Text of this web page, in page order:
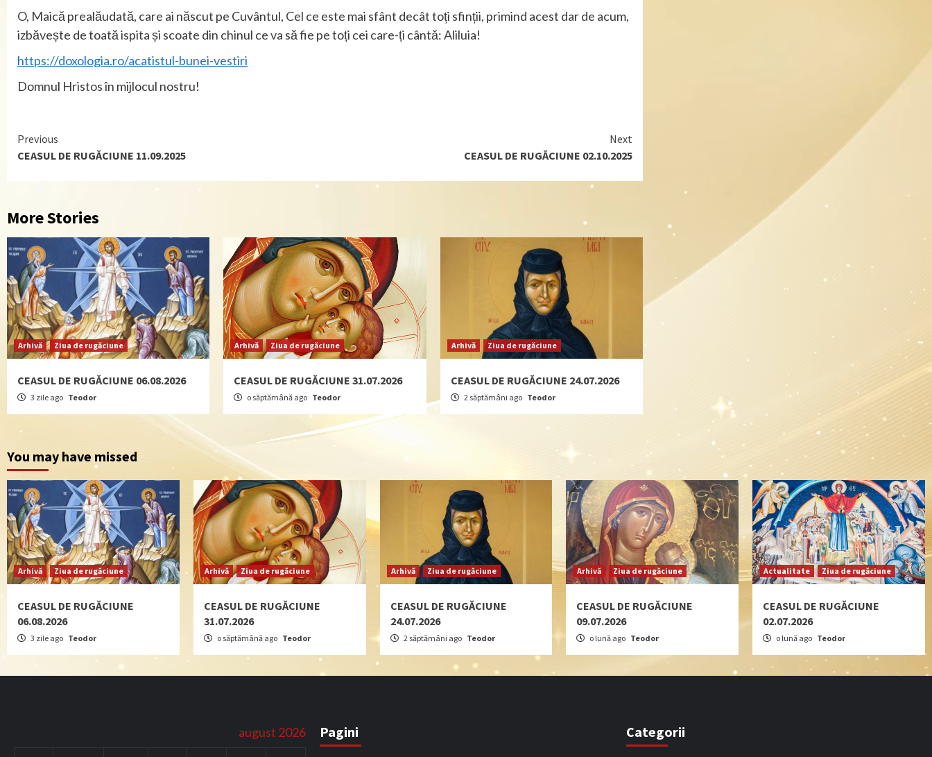
O, Maică prealăudată, care ai năs­cut pe Cuvântul, Cel ce este mai sfânt decât toți sfinții, primind acest dar de acum,
izbăvește de toată ispita și scoate din chinul ce va să fie pe toți cei care-ți cântă: Aliluia!
https://doxologia.ro/acatistul-bunei-vestiri
Domnul Hristos în mijlocul nostru!
Continue
Reading
Previous
CEASUL DE RUGĂCIUNE 11.09.2025
Next
CEASUL DE RUGĂCIUNE 02.10.2025
More Stories
Arhivă Ziua de rugăciune
CEASUL DE RUGĂCIUNE 06.08.2026
3 zile ago Teodor
Arhivă Ziua de rugăciune
CEASUL DE RUGĂCIUNE 31.07.2026
o săptămână ago Teodor
Arhivă Ziua de rugăciune
CEASUL DE RUGĂCIUNE 24.07.2026
2 săptămâni ago Teodor
You may have missed
Arhivă Ziua de rugăciune
CEASUL DE RUGĂCIUNE
06.08.2026
3 zile ago Teodor
Arhivă Ziua de rugăciune
CEASUL DE RUGĂCIUNE
31.07.2026
o săptămână ago Teodor
Arhivă Ziua de rugăciune
CEASUL DE RUGĂCIUNE
24.07.2026
2 săptămâni ago Teodor
Arhivă Ziua de rugăciune
CEASUL DE RUGĂCIUNE
09.07.2026
o lună ago Teodor
Actualitate Ziua de rugăciune
CEASUL DE RUGĂCIUNE
02.07.2026
o lună ago Teodor
august 2026 Pagini Categorii